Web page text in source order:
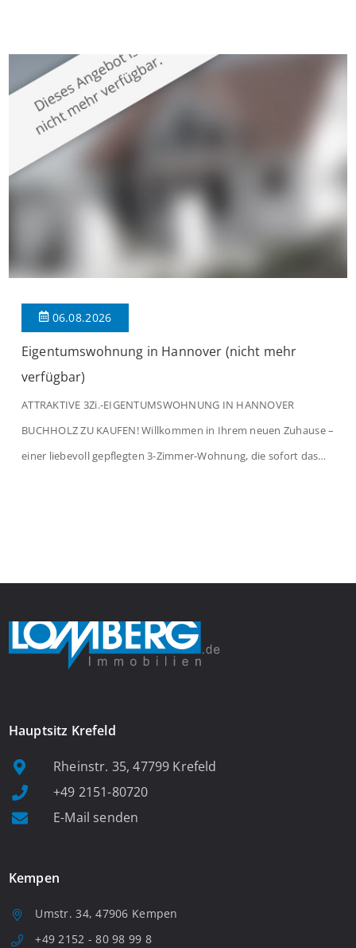
großzügige Räume und eine hochwertige Ausstattung, die
modernen Wohnkomfort mit einem stilvollen Ambiente
verbindet. Der […]
06.08.2026
Eigentumswohnung in Hannover (nicht mehr
verfügbar)
ATTRAKTIVE 3Zi.-EIGENTUMSWOHNUNG IN HANNOVER
BUCHHOLZ ZU KAUFEN! Willkommen in Ihrem neuen Zuhause –
einer liebevoll gepflegten 3-Zimmer-Wohnung, die sofort das
Hauptsitz Krefeld
Rheinstr. 35, 47799 Krefeld
+49 2151-80720
E-Mail senden
Kempen
Umstr. 34, 47906 Kempen
+49 2152 - 80 98 99 8